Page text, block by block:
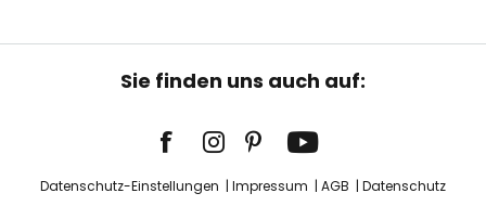
Sie finden uns auch auf:
Datenschutz-Einstellungen Impressum AGB Datenschutz